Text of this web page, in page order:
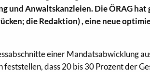
und Anwaltskanzleien. Die ÖRAG hat
die Redaktion) , eine neue
einer Mandatsabwicklung
dass 20 bis 30 Prozent der